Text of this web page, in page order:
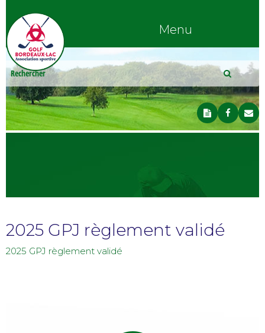
Menu
2025 GPJ règlement validé
2025 GPJ règlement validé